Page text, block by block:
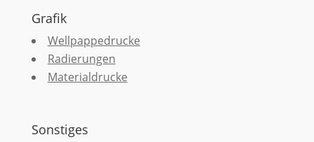
Grafik
Wellpappedrucke
Radierungen
Materialdrucke
Sonstiges